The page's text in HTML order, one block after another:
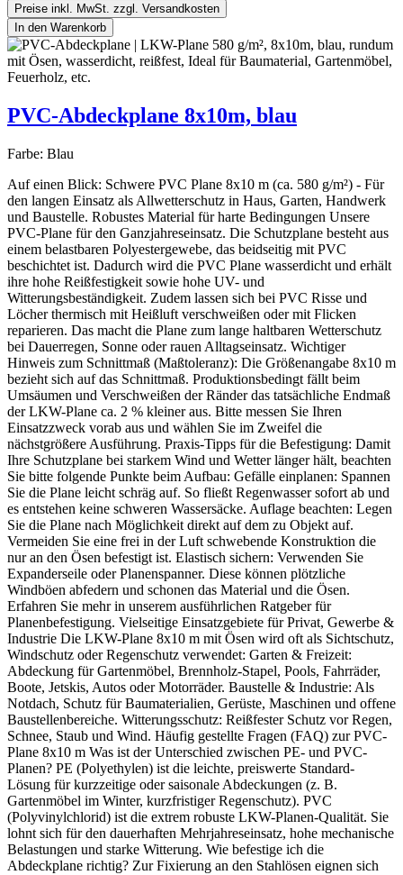
Preise inkl. MwSt. zzgl. Versandkosten
In den Warenkorb
PVC-Abdeckplane 8x10m, blau
Farbe: Blau
Auf einen Blick: Schwere PVC Plane 8x10 m (ca. 580 g/m²) - Für
den langen Einsatz als Allwetterschutz in Haus, Garten, Handwerk
und Baustelle. Robustes Material für harte Bedingungen Unsere
PVC-Plane für den Ganzjahreseinsatz. Die Schutzplane besteht aus
einem belastbaren Polyestergewebe, das beidseitig mit PVC
beschichtet ist. Dadurch wird die PVC Plane wasserdicht und erhält
ihre hohe Reißfestigkeit sowie hohe UV- und
Witterungsbeständigkeit. Zudem lassen sich bei PVC Risse und
Löcher thermisch mit Heißluft verschweißen oder mit Flicken
reparieren. Das macht die Plane zum lange haltbaren Wetterschutz
bei Dauerregen, Sonne oder rauen Alltagseinsatz. Wichtiger
Hinweis zum Schnittmaß (Maßtoleranz): Die Größenangabe 8x10 m
bezieht sich auf das Schnittmaß. Produktionsbedingt fällt beim
Umsäumen und Verschweißen der Ränder das tatsächliche Endmaß
der LKW-Plane ca. 2 % kleiner aus. Bitte messen Sie Ihren
Einsatzzweck vorab aus und wählen Sie im Zweifel die
nächstgrößere Ausführung. Praxis-Tipps für die Befestigung: Damit
Ihre Schutzplane bei starkem Wind und Wetter länger hält, beachten
Sie bitte folgende Punkte beim Aufbau: Gefälle einplanen: Spannen
Sie die Plane leicht schräg auf. So fließt Regenwasser sofort ab und
es entstehen keine schweren Wassersäcke. Auflage beachten: Legen
Sie die Plane nach Möglichkeit direkt auf dem zu Objekt auf.
Vermeiden Sie eine frei in der Luft schwebende Konstruktion die
nur an den Ösen befestigt ist. Elastisch sichern: Verwenden Sie
Expanderseile oder Planenspanner. Diese können plötzliche
Windböen abfedern und schonen das Material und die Ösen.
Erfahren Sie mehr in unserem ausführlichen Ratgeber für
Planenbefestigung. Vielseitige Einsatzgebiete für Privat, Gewerbe &
Industrie Die LKW-Plane 8x10 m mit Ösen wird oft als Sichtschutz,
Windschutz oder Regenschutz verwendet: Garten & Freizeit:
Abdeckung für Gartenmöbel, Brennholz-Stapel, Pools, Fahrräder,
Boote, Jetskis, Autos oder Motorräder. Baustelle & Industrie: Als
Notdach, Schutz für Baumaterialien, Gerüste, Maschinen und offene
Baustellenbereiche. Witterungsschutz: Reißfester Schutz vor Regen,
Schnee, Staub und Wind. Häufig gestellte Fragen (FAQ) zur PVC-
Plane 8x10 m Was ist der Unterschied zwischen PE- und PVC-
Planen? PE (Polyethylen) ist die leichte, preiswerte Standard-
Lösung für kurzzeitige oder saisonale Abdeckungen (z. B.
Gartenmöbel im Winter, kurzfristiger Regenschutz). PVC
(Polyvinylchlorid) ist die extrem robuste LKW-Planen-Qualität. Sie
lohnt sich für den dauerhaften Mehrjahreseinsatz, hohe mechanische
Belastungen und starke Witterung. Wie befestige ich die
Abdeckplane richtig? Zur Fixierung an den Stahlösen eignen sich